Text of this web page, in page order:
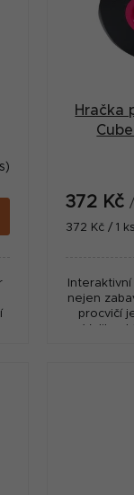
Hračka
372 Kč
Měrná
372 Kč / 1 ks
nejen
procvičí